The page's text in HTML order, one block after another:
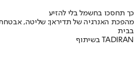
כך תחסכו בחשמל בלי להזיע
מהפכת האנרגיה של תדיראן: שליטה, אבטחת
בבית
בשיתוף TADIRAN